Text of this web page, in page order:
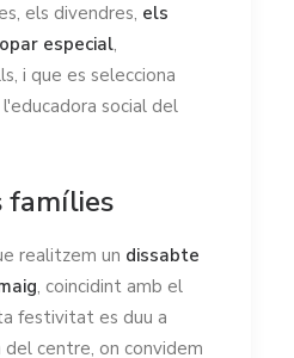
els divendres, els
especial,
i que es selecciona
social del
famílies
realitzem un dissabte
, coincidint amb el
festivitat es duu a
centre, on convidem